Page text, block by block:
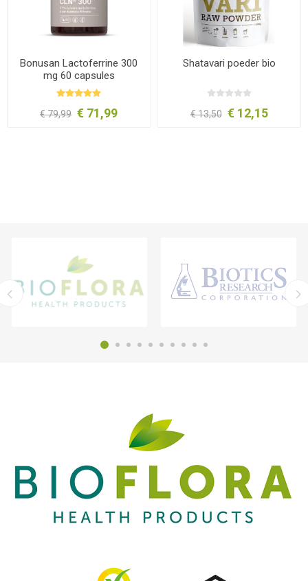
Bonusan Lactoferrine 300
mg 60 capsules
€ 79,99 € 71,99
Shatavari poeder bio
€ 13,50 € 12,15